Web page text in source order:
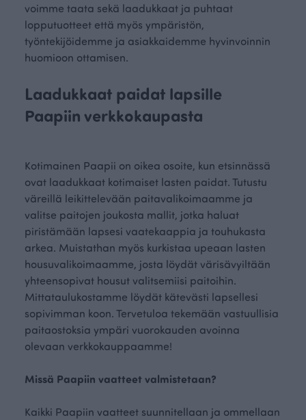
voimme taata sekä laadukkaat ja puhtaat
lopputuotteet että myös ympäristön,
työntekijöidemme ja asiakkaidemme hyvinvoinnin
huomioon ottamisen.
Laadukkaat paidat lapsille
Paapiin verkkokaupasta
Kotimainen Paapii on oikea osoite, kun etsinnässä
ovat laadukkaat kotimaiset lasten paidat. Tutustu
väreillä leikittelevään paitavalikoimaamme ja
valitse paitojen joukosta mallit, jotka haluat
piristämään lapsesi vaatekaappia ja touhukasta
arkea. Muistathan myös kurkistaa upeaan lasten
housuvalikoimaamme, josta löydät värisävyiltään
yhteensopivat housut valitsemiisi paitoihin.
Mittataulukostamme löydät kätevästi lapsellesi
sopivimman koon. Tervetuloa tekemään vastuullisia
paitaostoksia ympäri vuorokauden avoinna
olevaan verkkokauppaamme!
Missä Paapiin vaatteet valmistetaan?
Kaikki Paapiin vaatteet suunnitellaan ja ommellaan